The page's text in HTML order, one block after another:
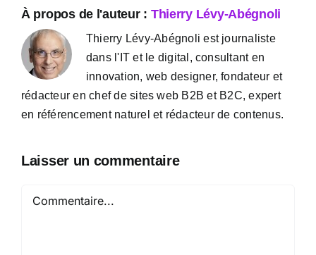
À propos de l'auteur : Thierry Lévy-Abégnoli
Thierry Lévy-Abégnoli est journaliste
dans l'IT et le digital, consultant en
innovation, web designer, fondateur et
rédacteur en chef de sites web B2B et B2C, expert
en référencement naturel et rédacteur de contenus.
Laisser un commentaire